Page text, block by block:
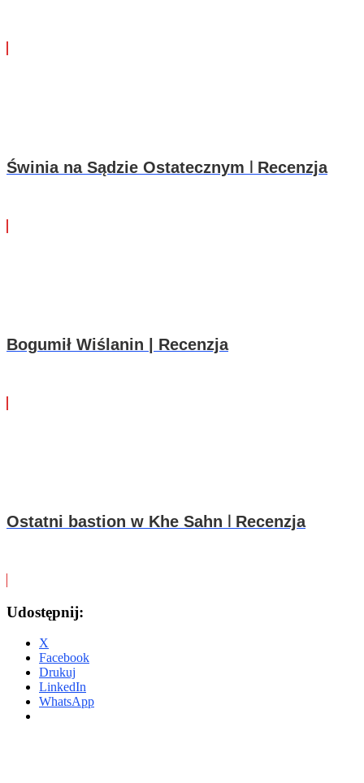
Świnia na Sądzie Ostatecznym ꘡ Recenzja
Bogumił Wiślanin | Recenzja
Ostatni bastion w Khe Sahn ꘡ Recenzja
Udostępnij:
X
Facebook
Drukuj
LinkedIn
WhatsApp